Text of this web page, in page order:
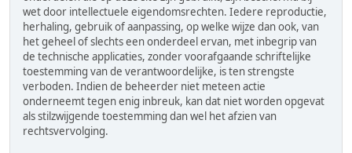
wet door intellectuele eigendomsrechten. Iedere reproductie,
herhaling, gebruik of aanpassing, op welke wijze dan ook, van
het geheel of slechts een onderdeel ervan, met inbegrip van
de technische applicaties, zonder voorafgaande schriftelijke
toestemming van de verantwoordelijke, is ten strengste
verboden. Indien de beheerder niet meteen actie
onderneemt tegen enig inbreuk, kan dat niet worden opgevat
als stilzwijgende toestemming dan wel het afzien van
rechtsvervolging.